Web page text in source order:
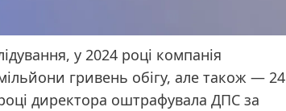
у 2024 році компанія
гривень обігу, але також — 24
директора оштрафувала ДПС за